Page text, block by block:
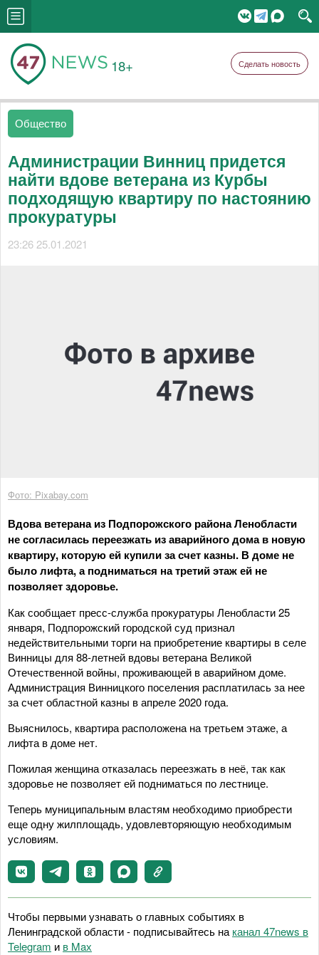
18+ Сделать новость
Общество
Администрации Винниц придется
найти вдове ветерана из Курбы
подходящую квартиру по настоянию
прокуратуры
23:26 25.01.2021
Фото: Pixabay.com
Вдова ветерана из Подпорожского района Ленобласти
не согласилась переезжать из аварийного дома в новую
квартиру, которую ей купили за счет казны. В доме не
было лифта, а подниматься на третий этаж ей не
позволяет здоровье.
Как сообщает пресс-служба прокуратуры Ленобласти 25
января, Подпорожский городской суд признал
недействительными торги на приобретение квартиры в селе
Винницы для 88-летней вдовы ветерана Великой
Отечественной войны, проживающей в аварийном доме.
Администрация Винницкого поселения расплатилась за нее
за счет областной казны в апреле 2020 года.
Выяснилось, квартира расположена на третьем этаже, а
лифта в доме нет.
Пожилая женщина отказалась переезжать в неё, так как
здоровье не позволяет ей подниматься по лестнице.
Теперь муниципальным властям необходимо приобрести
еще одну жилплощадь, удовлевторяющую необходимым
условиям.
Чтобы первыми узнавать о главных событиях в
Ленинградской области - подписывайтесь на канал 47news в
Telegram и в Maх